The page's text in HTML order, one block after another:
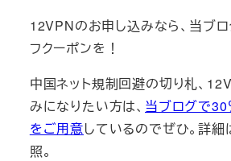
12VPNのお申し込みなら、当ブ
フクーポンを！
中国ネット規制回避の切り札、
みになりたい方は、 当ブログで30
をご用意しているのでぜひ。詳
照。